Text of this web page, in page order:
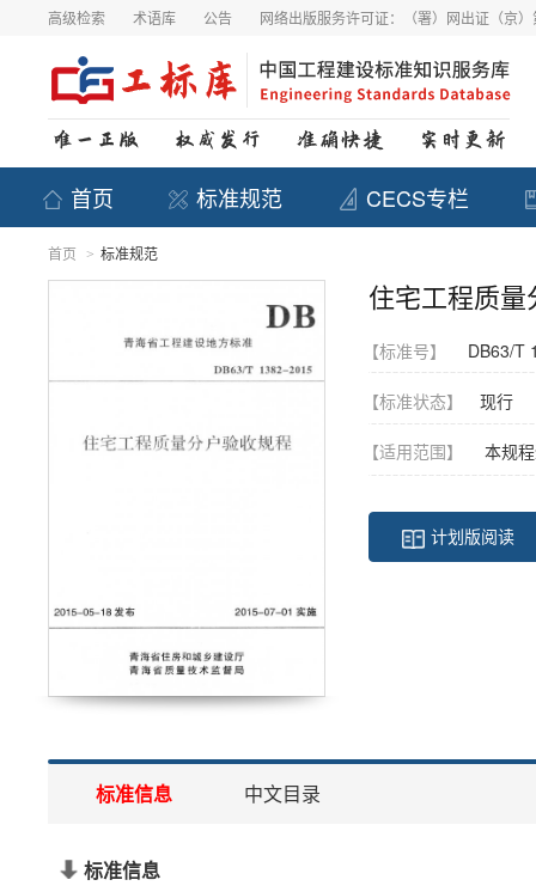
高级检索 术语库 公告 网络出版服务许可证：（署）网出证（京
首页 标准规范 CECS专栏
首页 > 标准规范
住宅工程质
【标准号】 DB63/T
【标准状态】 现行
【适用范围】 本规
计划版阅读
标准信息 中文目录
标准信息